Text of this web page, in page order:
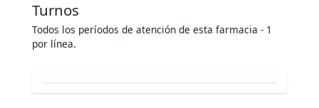
Turnos
Todos los períodos de atención de esta farmacia - 1
por línea.